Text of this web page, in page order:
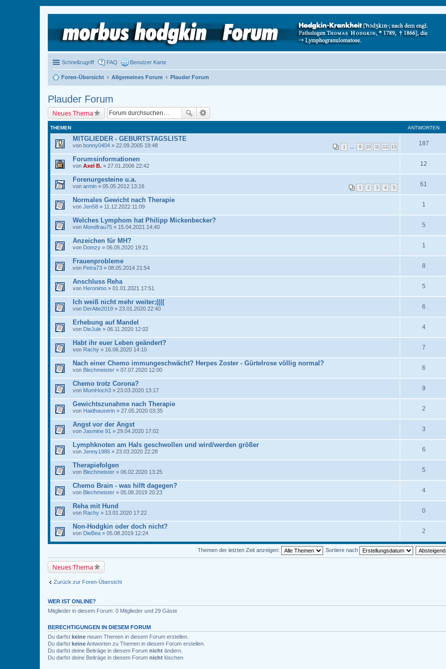
Schnellzugriff FAQ Benutzer Karte
Foren-Übersicht Allgemeines Forum Plauder Forum
Plauder Forum
Neues Thema
THEMEN ANTWORTEN
MITGLIEDER - GEBURTSTAGSLISTE
1 … 9 10 11 12 13
von bonny0404 » 22.09.2005 19:48 187
Forumsinformationen
von Axel B. » 27.01.2006 22:42 12
Forenurgesteine u.a.
1 2 3 4 5
von armin » 05.05.2012 13:16 61
Normales Gewicht nach Therapie
von Jen58 » 11.12.2022 11:09 1
Welches Lymphom hat Philipp Mickenbecker?
von Mondfrau75 » 15.04.2021 14:40 5
Anzeichen für MH?
von Domzy » 06.05.2020 19:21 1
Frauenprobleme
von Petra73 » 08.05.2014 21:54 8
Anschluss Reha
von Heronimo » 01.01.2021 17:51 5
Ich weiß nicht mehr weiter;((((
von DerAlte2019 » 23.01.2020 22:40 6
Erhebung auf Mandel
von DieJule » 06.11.2020 12:02 4
Habt ihr euer Leben geändert?
von Rachy » 16.06.2020 14:10 7
Nach einer Chemo immungeschwächt? Herpes Zoster - Gürtelrose völlig normal?
von Blechmeister » 07.07.2020 12:00 6
Chemo trotz Corona?
von MumHoch3 » 23.03.2020 13:17 9
Gewichtszunahme nach Therapie
von Haidhauserin » 27.05.2020 03:35 2
Angst vor der Angst
von Jasmine 91 » 29.04.2020 17:02 3
Lymphknoten am Hals geschwollen und wird/werden größer
von Jenny1986 » 23.03.2020 22:28 6
Therapiefolgen
von Blechmeister » 06.02.2020 13:25 5
Chemo Brain - was hilft dagegen?
von Blechmeister » 05.08.2019 20:23 4
Reha mit Hund
von Rachy » 13.01.2020 17:22 0
Non-Hodgkin oder doch nicht?
von DieBea » 05.08.2019 12:24 2
Themen der letzten Zeit anzeigen: Sortiere nach
Neues Thema
Zurück zur Foren-Übersicht
WER IST ONLINE?
Mitglieder in diesem Forum: 0 Mitglieder und 29 Gäste
BERECHTIGUNGEN IN DIESEM FORUM
Du darfst keine neuen Themen in diesem Forum erstellen.
Du darfst keineAntworten zu Themen in diesem Forum erstellen.
Du darfst deine Beiträge in diesem Forum nicht ändern.
Du darfst deine Beiträge in diesem Forum nicht löschen.